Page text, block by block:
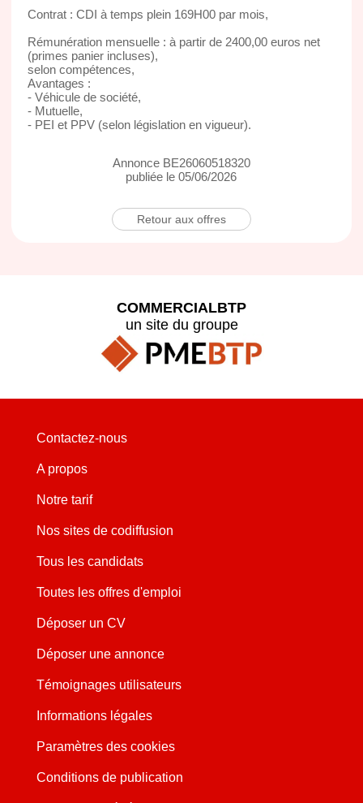
Contrat : CDI à temps plein 169H00 par mois,
Rémunération mensuelle : à partir de 2400,00 euros net
(primes panier incluses),
selon compétences,
Avantages :
- Véhicule de société,
- Mutuelle,
- PEI et PPV (selon législation en vigueur).
Annonce BE26060518320
publiée le 05/06/2026
Retour aux offres
COMMERCIALBTP
un site du groupe
Contactez-nous
A propos
Notre tarif
Nos sites de codiffusion
Tous les candidats
Toutes les offres d'emploi
Déposer un CV
Déposer une annonce
Témoignages utilisateurs
Informations légales
Paramètres des cookies
Conditions de publication